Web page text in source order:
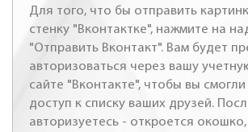
Для того, что бы отправить
стенку "Вконтактке", нажмите на
"Отправить Вконтакт". Вам будет
авторизоваться через вашу
сайте "Вконтакте", чтобы вы
доступ к списку ваших друзей.
авторизуетесь - откроется